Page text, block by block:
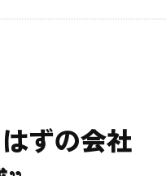
ずの会社